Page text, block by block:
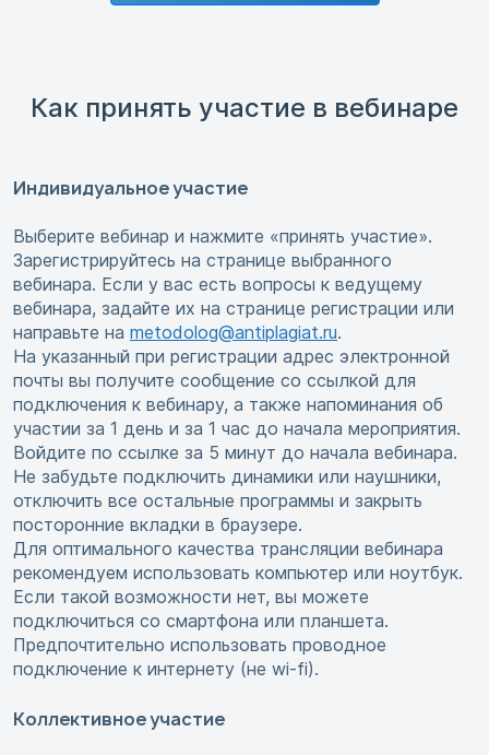
Как принять участие в вебинаре
Индивидуальное участие
Выберите вебинар и нажмите «принять участие».
Зарегистрируйтесь на странице выбранного
вебинара. Если у вас есть вопросы к ведущему
вебинара, задайте их на странице регистрации или
направьте на metodolog@antiplagiat.ru.
На указанный при регистрации адрес электронной
почты вы получите сообщение со ссылкой для
подключения к вебинару, а также напоминания об
участии за 1 день и за 1 час до начала мероприятия.
Войдите по ссылке за 5 минут до начала вебинара.
Не забудьте подключить динамики или наушники,
отключить все остальные программы и закрыть
посторонние вкладки в браузере.
Для оптимального качества трансляции вебинара
рекомендуем использовать компьютер или ноутбук.
Если такой возможности нет, вы можете
подключиться со смартфона или планшета.
Предпочтительно использовать проводное
подключение к интернету (не wi-fi).
Коллективное участие